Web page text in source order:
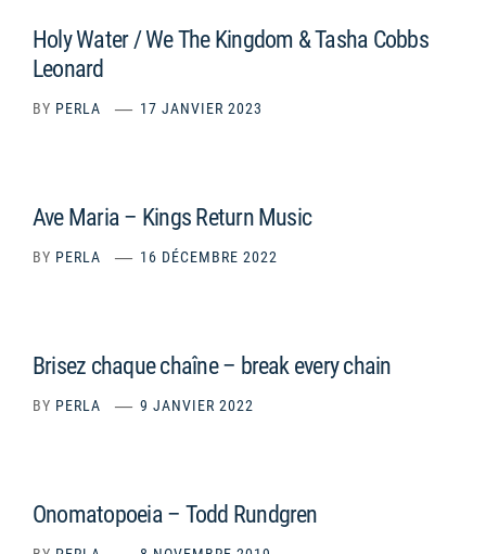
Holy Water / We The Kingdom & Tasha Cobbs
Leonard
BY PERLA 17 JANVIER 2023
Ave Maria – Kings Return Music
BY PERLA 16 DÉCEMBRE 2022
Brisez chaque chaîne – break every chain
BY PERLA 9 JANVIER 2022
Onomatopoeia – Todd Rundgren